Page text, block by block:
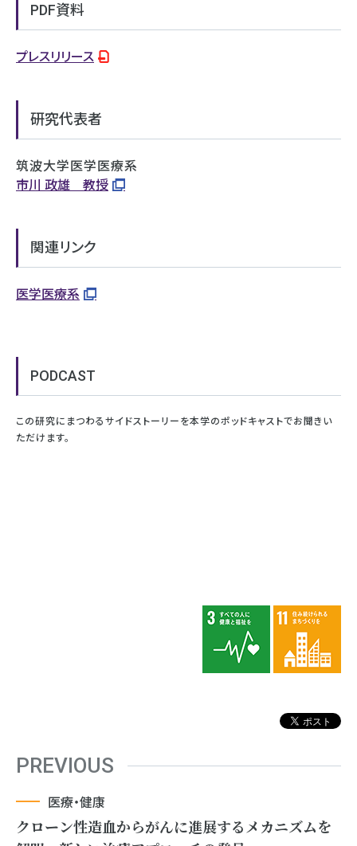
PDF資料
プレスリリース
研究代表者
筑波大学医学医療系
市川 政雄 教授
関連リンク
医学医療系
PODCAST
この研究にまつわるサイドストーリーを本学のポッドキャストでお聞きい
ただけます。
PREVIOUS
医療・健康
クローン性造血からがんに進展するメカニズムを